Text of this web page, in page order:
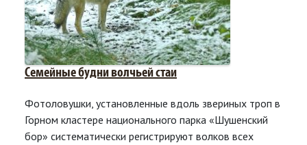
Семейные будни волчьей стаи
Фотоловушки, установленные вдоль звериных троп в
Горном кластере национального парка «Шушенский
бор» систематически регистрируют волков всех